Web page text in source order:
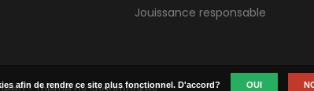
Jouissance responsable
afin de rendre ce site plus fonctionnel. D'accord? OUI